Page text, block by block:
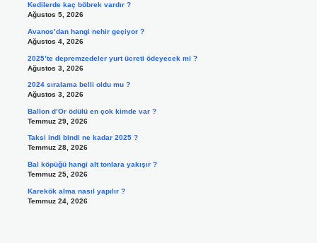
Kedilerde kaç böbrek vardır ?
Ağustos 5, 2026
Avanos’dan hangi nehir geçiyor ?
Ağustos 4, 2026
2025’te depremzedeler yurt ücreti ödeyecek mi ?
Ağustos 3, 2026
2024 sıralama belli oldu mu ?
Ağustos 3, 2026
Ballon d’Or ödülü en çok kimde var ?
Temmuz 29, 2026
Taksi indi bindi ne kadar 2025 ?
Temmuz 28, 2026
Bal köpüğü hangi alt tonlara yakışır ?
Temmuz 25, 2026
Karekök alma nasıl yapılır ?
Temmuz 24, 2026